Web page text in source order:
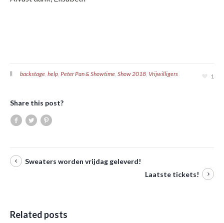
1
backstage, help, Peter Pan & Showtime, Show 2018, Vrijwilligers
Share this post?
Sweaters worden vrijdag geleverd!
Laatste tickets!
Related posts